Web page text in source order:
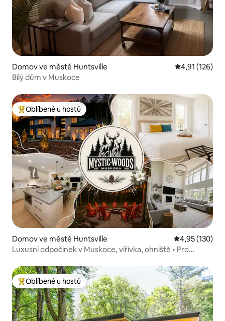
Domov ve městě Huntsville Průměrné
4,91 (126)
Bílý dům v Muskoce
Nejlepší v kategorii Oblíbené u hostů
Oblíbené u hostů
Domov ve městě Huntsville Průměrné
4,95 (130)
Luxusní odpočinek v Muskoce, vířivka, ohniště • Pro
Nejlepší v kategorii Oblíbené u hostů
Oblíbené u hostů